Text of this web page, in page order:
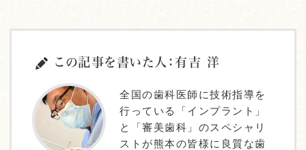
この記事を書いた人：有吉 洋
全国の歯科医師に技術指導を
行っている「インプラント」
と「審美歯科」のスペシャリ
ストが熊本の皆様に良質な歯